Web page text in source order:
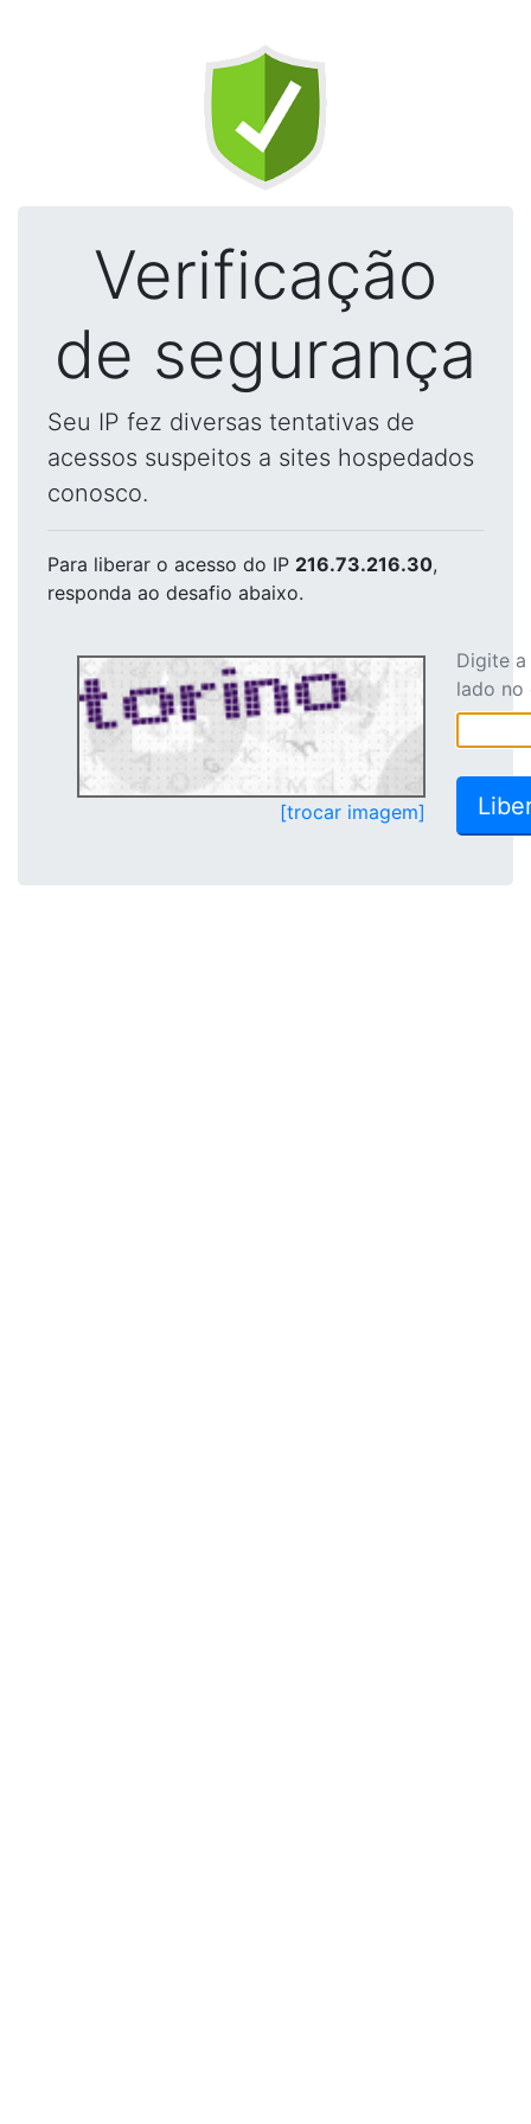
Verificação
de segurança
Seu IP fez diversas tentativas de
acessos suspeitos a sites hospedados
conosco.
Para liberar o acesso do IP 216.73.216.30,
responda ao desafio abaixo.
[trocar imagem]
Digite
lado no